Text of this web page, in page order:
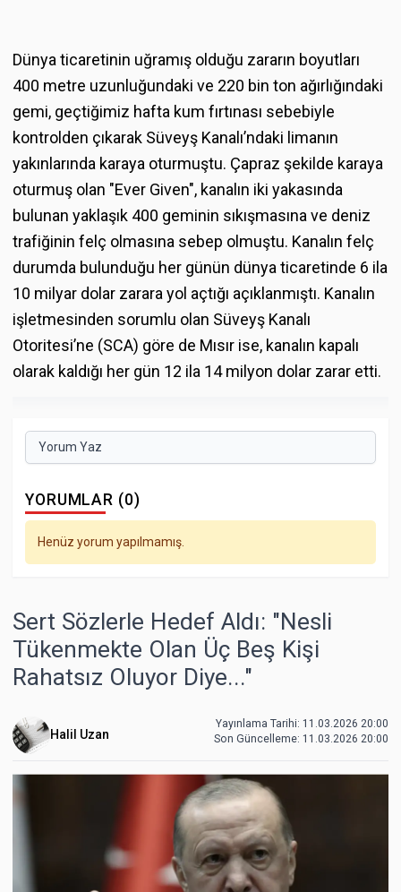
Dünya ticaretinin uğramış olduğu zararın boyutları
400 metre uzunluğundaki ve 220 bin ton ağırlığındaki
gemi, geçtiğimiz hafta kum fırtınası sebebiyle
kontrolden çıkarak Süveyş Kanalı’ndaki limanın
yakınlarında karaya oturmuştu. Çapraz şekilde karaya
oturmuş olan "Ever Given", kanalın iki yakasında
bulunan yaklaşık 400 geminin sıkışmasına ve deniz
trafiğinin felç olmasına sebep olmuştu. Kanalın felç
durumda bulunduğu her günün dünya ticaretinde 6 ila
10 milyar dolar zarara yol açtığı açıklanmıştı. Kanalın
işletmesinden sorumlu olan Süveyş Kanalı
Otoritesi’ne (SCA) göre de Mısır ise, kanalın kapalı
olarak kaldığı her gün 12 ila 14 milyon dolar zarar etti.
Yorum Yaz
YORUMLAR (0)
Henüz yorum yapılmamış.
Sert Sözlerle Hedef Aldı: "Nesli
Tükenmekte Olan Üç Beş Kişi
Rahatsız Oluyor Diye..."
Halil Uzan
Yayınlama Tarihi: 11.03.2026 20:00
Son Güncelleme: 11.03.2026 20:00